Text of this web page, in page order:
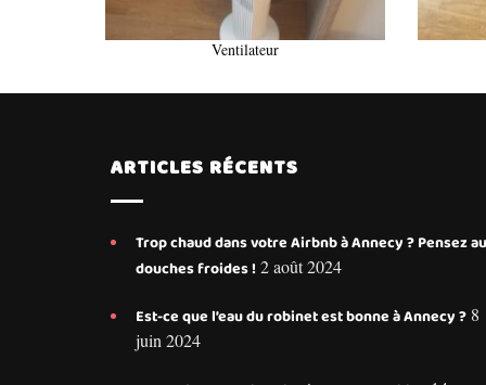
Ventilateur
ARTICLES RÉCENTS
Trop chaud dans votre Airbnb à Annecy ? Pensez
douches froides ! 2 août 2024
Est-ce que l’eau du robinet est bonne à Annecy ? 8
juin 2024